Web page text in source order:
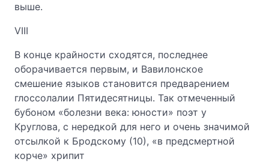
выше.
VIII
В конце крайности сходятся, последнее
оборачивается первым, и Вавилонское
смешение языков становится предварением
глоссолалии Пятидесятницы. Так отмеченный
бубоном «болезни века: юности» поэт у
Круглова, с нередкой для него и очень значимой
отсылкой к Бродскому (10), «в предсмертной
корче» хрипит